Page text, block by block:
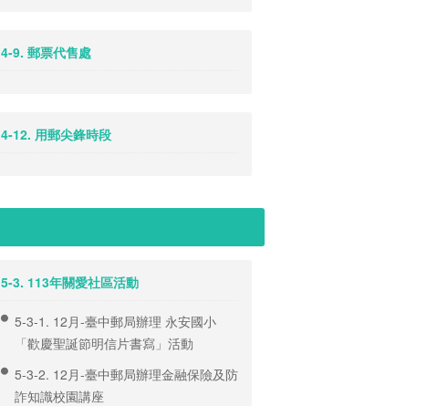
4-9. 郵票代售處
4-12. 用郵尖鋒時段
5-3. 113年關愛社區活動
5-3-1. 12月-臺中郵局辦理 永安國小
「歡慶聖誕節明信片書寫」活動
5-3-2. 12月-臺中郵局辦理金融保險及防
詐知識校園講座